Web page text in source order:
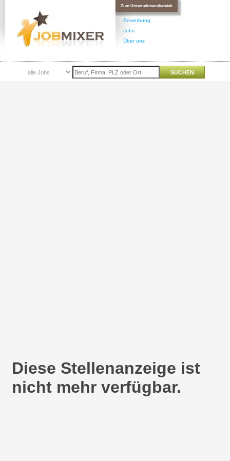
Zum Unternehmensbereich
Bewerbung
Jobs
Über uns